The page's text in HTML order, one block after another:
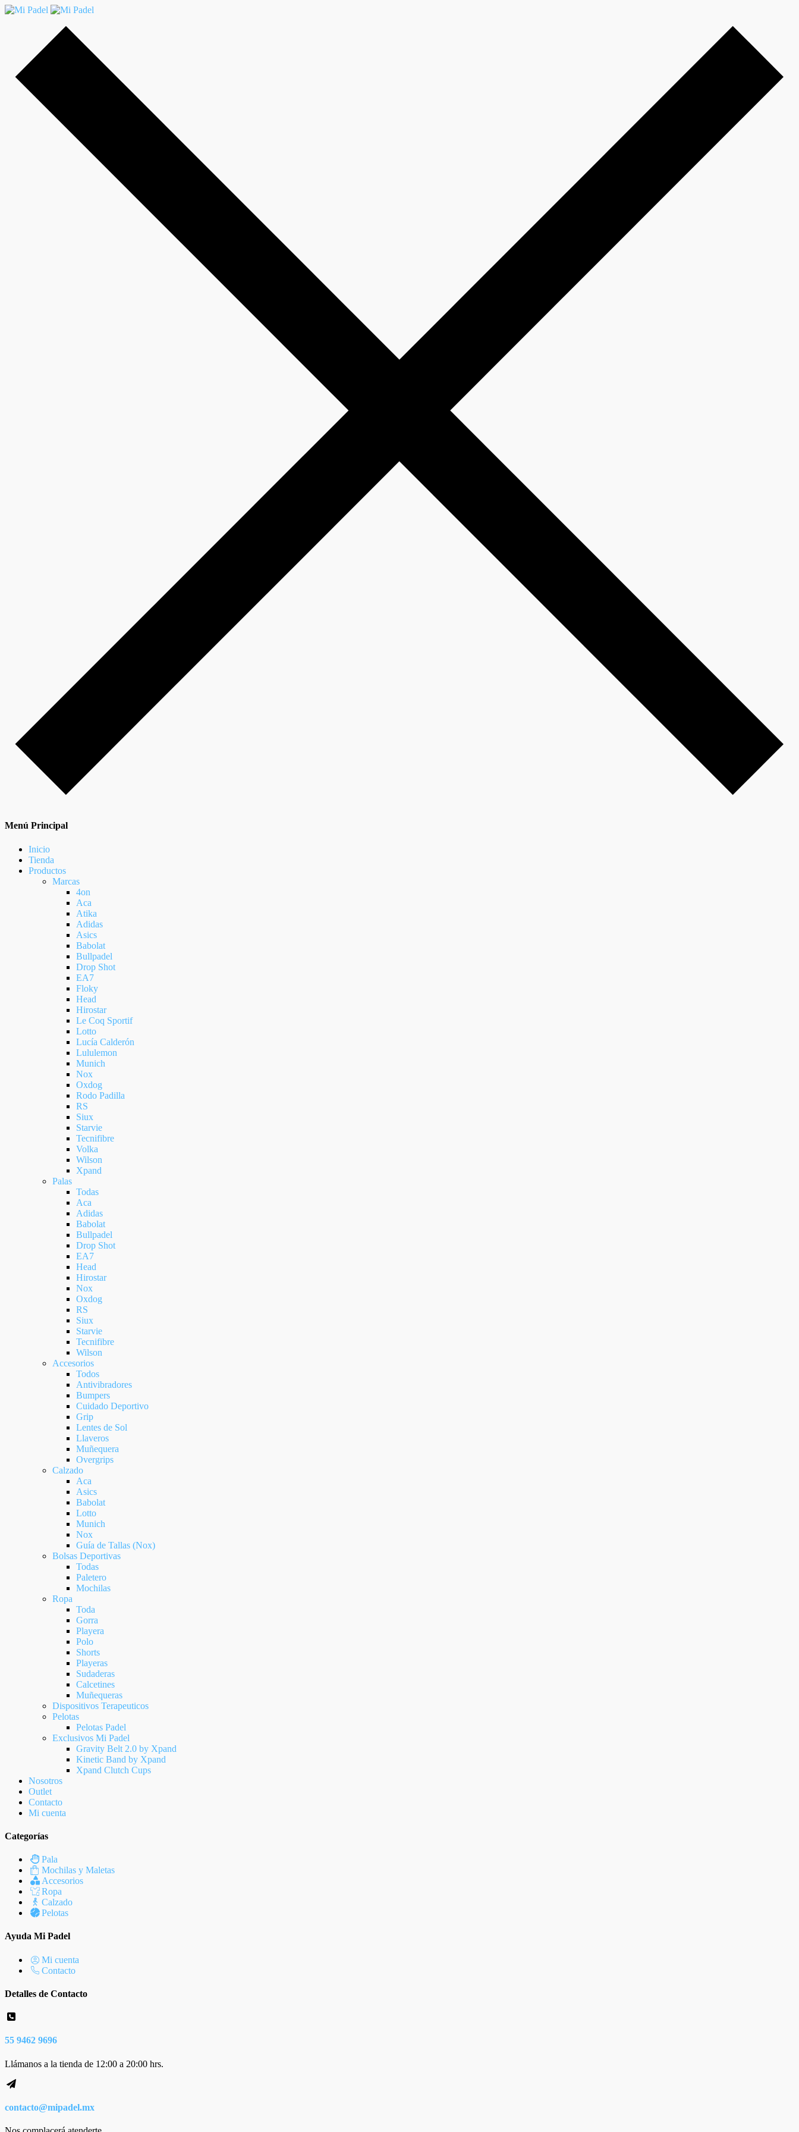
Menú Principal
Inicio
Tienda
Productos
Marcas
4on
Aca
Atika
Adidas
Asics
Babolat
Bullpadel
Drop Shot
EA7
Floky
Head
Hirostar
Le Coq Sportif
Lotto
Lucía Calderón
Lululemon
Munich
Nox
Oxdog
Rodo Padilla
RS
Siux
Starvie
Tecnifibre
Volka
Wilson
Xpand
Palas
Todas
Aca
Adidas
Babolat
Bullpadel
Drop Shot
EA7
Head
Hirostar
Nox
Oxdog
RS
Siux
Starvie
Tecnifibre
Wilson
Accesorios
Todos
Antivibradores
Bumpers
Cuidado Deportivo
Grip
Lentes de Sol
Llaveros
Muñequera
Overgrips
Calzado
Aca
Asics
Babolat
Lotto
Munich
Nox
Guía de Tallas (Nox)
Bolsas Deportivas
Todas
Paletero
Mochilas
Ropa
Toda
Gorra
Playera
Polo
Shorts
Playeras
Sudaderas
Calcetines
Muñequeras
Dispositivos Terapeuticos
Pelotas
Pelotas Padel
Exclusivos Mi Padel
Gravity Belt 2.0 by Xpand
Kinetic Band by Xpand
Xpand Clutch Cups
Nosotros
Outlet
Contacto
Mi cuenta
Categorías
Pala
Mochilas y Maletas
Accesorios
Ropa
Calzado
Pelotas
Ayuda Mi Padel
Mi cuenta
Contacto
Detalles de Contacto
55 9462 9696
Llámanos a la tienda de 12:00 a 20:00 hrs.
contacto@mipadel.mx